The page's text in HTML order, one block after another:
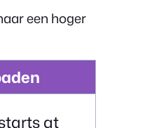
een hoger
at